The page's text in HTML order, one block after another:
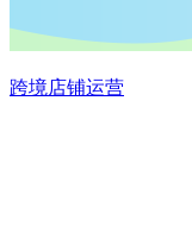
跨境店铺运营